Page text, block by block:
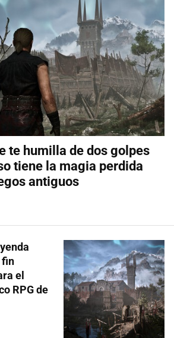
te humilla de dos golpes
tiene la magia perdida
antiguos
fin
el
RPG de